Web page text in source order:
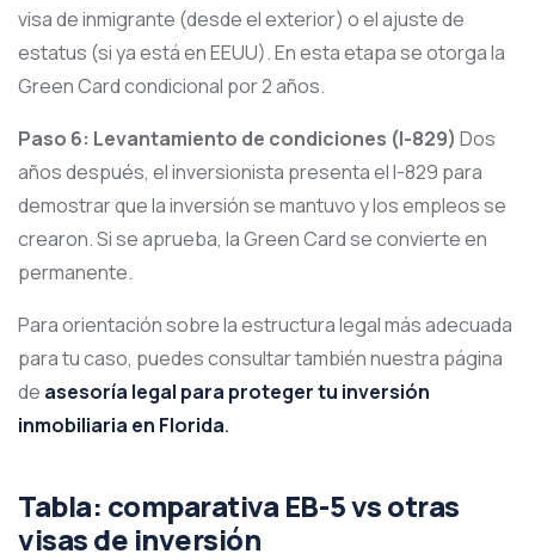
visa de inmigrante (desde el exterior) o el ajuste de
estatus (si ya está en EEUU). En esta etapa se otorga la
Green Card condicional por 2 años.
Paso 6: Levantamiento de condiciones (I-829) Dos
años después, el inversionista presenta el I-829 para
demostrar que la inversión se mantuvo y los empleos se
crearon. Si se aprueba, la Green Card se convierte en
permanente.
Para orientación sobre la estructura legal más adecuada
para tu caso, puedes consultar también nuestra página
de asesoría legal para proteger tu inversión
inmobiliaria en Florida.
Tabla: comparativa EB-5 vs otras
visas de inversión